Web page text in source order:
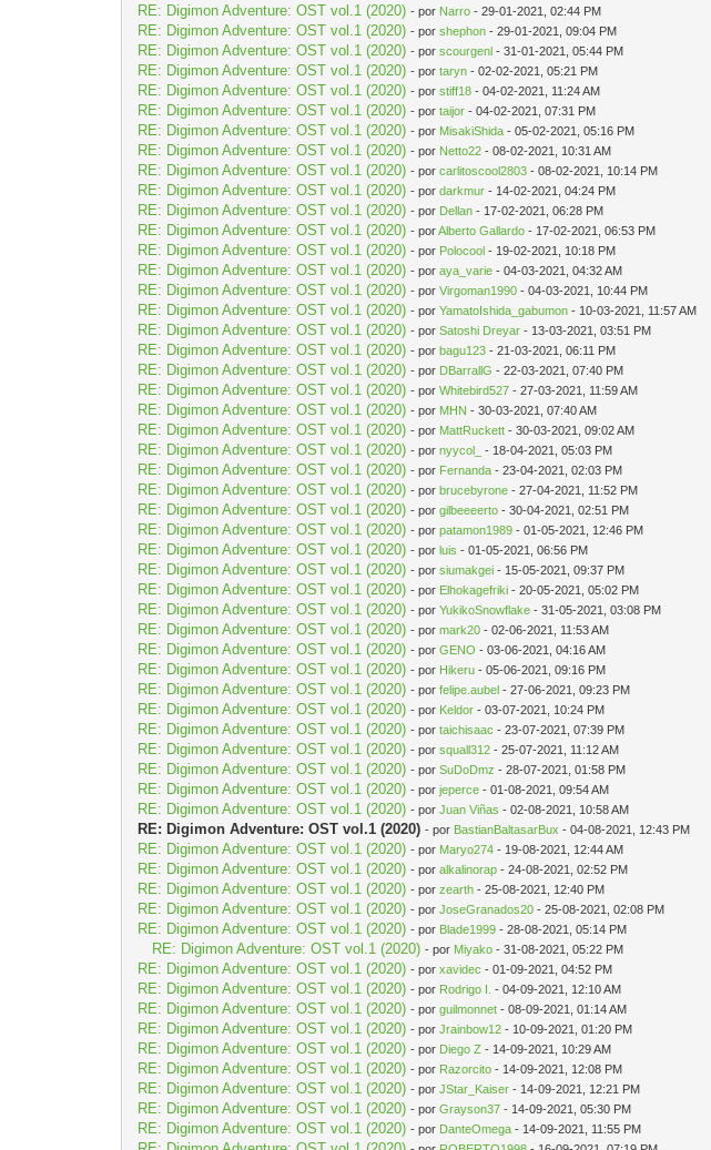
RE: Digimon Adventure: OST vol.1 (2020) - por Narro - 29-01-2021, 02:44 PM
RE: Digimon Adventure: OST vol.1 (2020) - porshephon - 29-01-2021, 09:04 PM
RE: Digimon Adventure: OST vol.1 (2020) - porscourgenl - 31-01-2021, 05:44 PM
RE: Digimon Adventure: OST vol.1 (2020) - portaryn - 02-02-2021, 05:21 PM
RE: Digimon Adventure: OST vol.1 (2020) - porstiff18 - 04-02-2021, 11:24 AM
RE: Digimon Adventure: OST vol.1 (2020) - portaijor - 04-02-2021, 07:31 PM
RE: Digimon Adventure: OST vol.1 (2020) - por MisakiShida - 05-02-2021, 05:16 PM
RE: Digimon Adventure: OST vol.1 (2020) - por Netto22 - 08-02-2021, 10:31 AM
RE: Digimon Adventure: OST vol.1 (2020) - porcarlitoscool2803 - 08-02-2021, 10:14 PM
RE: Digimon Adventure: OST vol.1 (2020) - pordarkmur - 14-02-2021, 04:24 PM
RE: Digimon Adventure: OST vol.1 (2020) - por Dellan - 17-02-2021, 06:28 PM
RE: Digimon Adventure: OST vol.1 (2020) - porAlberto Gallardo - 17-02-2021, 06:53 PM
RE: Digimon Adventure: OST vol.1 (2020) - por Polocool - 19-02-2021, 10:18 PM
RE: Digimon Adventure: OST vol.1 (2020) - poraya_varie - 04-03-2021, 04:32 AM
RE: Digimon Adventure: OST vol.1 (2020) - porVirgoman1990 - 04-03-2021, 10:44 PM
RE: Digimon Adventure: OST vol.1 (2020) - porYamatoIshida_gabumon - 10-03-2021, 11:57 AM
RE: Digimon Adventure: OST vol.1 (2020) - porSatoshi Dreyar - 13-03-2021, 03:51 PM
RE: Digimon Adventure: OST vol.1 (2020) - porbagu123 - 21-03-2021, 06:11 PM
RE: Digimon Adventure: OST vol.1 (2020) - por DBarrallG - 22-03-2021, 07:40 PM
RE: Digimon Adventure: OST vol.1 (2020) - porWhitebird527 - 27-03-2021, 11:59 AM
RE: Digimon Adventure: OST vol.1 (2020) - por MHN - 30-03-2021, 07:40 AM
RE: Digimon Adventure: OST vol.1 (2020) - por MattRuckett - 30-03-2021, 09:02 AM
RE: Digimon Adventure: OST vol.1 (2020) - pornyycol_ - 18-04-2021, 05:03 PM
RE: Digimon Adventure: OST vol.1 (2020) - por Fernanda - 23-04-2021, 02:03 PM
RE: Digimon Adventure: OST vol.1 (2020) - porbrucebyrone - 27-04-2021, 11:52 PM
RE: Digimon Adventure: OST vol.1 (2020) - porgilbeeeerto - 30-04-2021, 02:51 PM
RE: Digimon Adventure: OST vol.1 (2020) - porpatamon1989 - 01-05-2021, 12:46 PM
RE: Digimon Adventure: OST vol.1 (2020) - porluis - 01-05-2021, 06:56 PM
RE: Digimon Adventure: OST vol.1 (2020) - porsiumakgei - 15-05-2021, 09:37 PM
RE: Digimon Adventure: OST vol.1 (2020) - por Elhokagefriki - 20-05-2021, 05:02 PM
RE: Digimon Adventure: OST vol.1 (2020) - porYukikoSnowflake - 31-05-2021, 03:08 PM
RE: Digimon Adventure: OST vol.1 (2020) - pormark20 - 02-06-2021, 11:53 AM
RE: Digimon Adventure: OST vol.1 (2020) - porGENO - 03-06-2021, 04:16 AM
RE: Digimon Adventure: OST vol.1 (2020) - por Hikeru - 05-06-2021, 09:16 PM
RE: Digimon Adventure: OST vol.1 (2020) - porfelipe.aubel - 27-06-2021, 09:23 PM
RE: Digimon Adventure: OST vol.1 (2020) - por Keldor - 03-07-2021, 10:24 PM
RE: Digimon Adventure: OST vol.1 (2020) - portaichisaac - 23-07-2021, 07:39 PM
RE: Digimon Adventure: OST vol.1 (2020) - porsquall312 - 25-07-2021, 11:12 AM
RE: Digimon Adventure: OST vol.1 (2020) - porSuDoDmz - 28-07-2021, 01:58 PM
RE: Digimon Adventure: OST vol.1 (2020) - porjeperce - 01-08-2021, 09:54 AM
RE: Digimon Adventure: OST vol.1 (2020) - porJuan Viñas - 02-08-2021, 10:58 AM
RE: Digimon Adventure: OST vol.1 (2020) - por BastianBaltasarBux - 04-08-2021, 12:43 PM
RE: Digimon Adventure: OST vol.1 (2020) - por Maryo274 - 19-08-2021, 12:44 AM
RE: Digimon Adventure: OST vol.1 (2020) - poralkalinorap - 24-08-2021, 02:52 PM
RE: Digimon Adventure: OST vol.1 (2020) - porzearth - 25-08-2021, 12:40 PM
RE: Digimon Adventure: OST vol.1 (2020) - porJoseGranados20 - 25-08-2021, 02:08 PM
RE: Digimon Adventure: OST vol.1 (2020) - por Blade1999 - 28-08-2021, 05:14 PM
RE: Digimon Adventure: OST vol.1 (2020) - por Miyako - 31-08-2021, 05:22 PM
RE: Digimon Adventure: OST vol.1 (2020) - porxavidec - 01-09-2021, 04:52 PM
RE: Digimon Adventure: OST vol.1 (2020) - por Rodrigo I. - 04-09-2021, 12:10 AM
RE: Digimon Adventure: OST vol.1 (2020) - porguilmonnet - 08-09-2021, 01:14 AM
RE: Digimon Adventure: OST vol.1 (2020) - porJrainbow12 - 10-09-2021, 01:20 PM
RE: Digimon Adventure: OST vol.1 (2020) - por Diego Z - 14-09-2021, 10:29 AM
RE: Digimon Adventure: OST vol.1 (2020) - por Razorcito - 14-09-2021, 12:08 PM
RE: Digimon Adventure: OST vol.1 (2020) - porJStar_Kaiser - 14-09-2021, 12:21 PM
RE: Digimon Adventure: OST vol.1 (2020) - porGrayson37 - 14-09-2021, 05:30 PM
RE: Digimon Adventure: OST vol.1 (2020) - por DanteOmega - 14-09-2021, 11:55 PM